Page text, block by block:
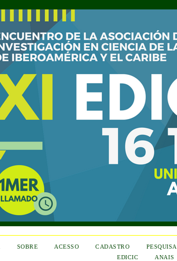
SOBRE ACESSO CADASTRO
PESQUISA
EDICIC
ANAIS